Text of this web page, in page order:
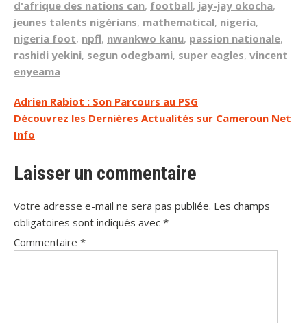
d'afrique des nations can, football, jay-jay okocha,
jeunes talents nigérians, mathematical, nigeria,
nigeria foot, npfl, nwankwo kanu, passion nationale,
rashidi yekini, segun odegbami, super eagles, vincent
enyeama
Navigation
de
l’article
Adrien Rabiot : Son Parcours au PSG
Découvrez les Dernières Actualités sur Cameroun Net
Info
Laisser un commentaire
Votre adresse e-mail ne sera pas publiée. Les champs
obligatoires sont indiqués avec *
Commentaire *